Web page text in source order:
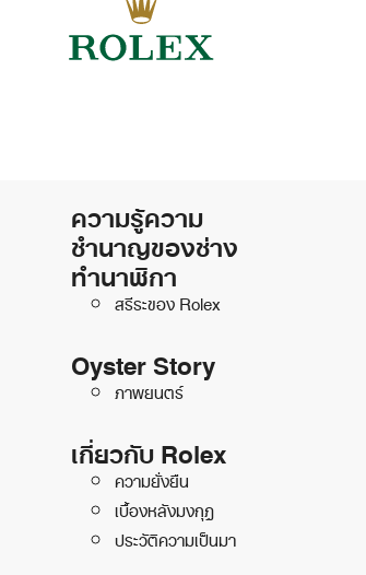
ความรู้ความ
ชำนาญของช่าง
ทำนาฬิกา
สรีระของ Rolex
Oyster Story
ภาพยนตร์
เกี่ยวกับ Rolex
ความยั่งยืน
เบื้องหลังมงกุฎ
ประวัติความเป็นมา